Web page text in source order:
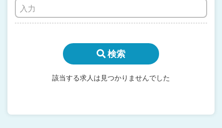
検索
該当する求人は見つかりませんでした